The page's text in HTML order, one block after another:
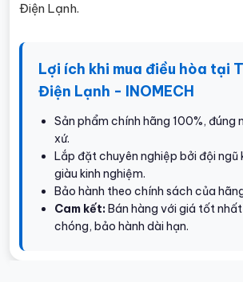
Điện Lạnh.
Lợi ích khi mua điều hòa tại
Điện Lạnh - INOMECH
Sản phẩm chính hãng 100%, đúng
xứ.
Lắp đặt chuyên nghiệp bởi đội ngũ
giàu kinh nghiệm.
Bảo hành theo chính sách của
Cam kết:Bán hàng với giá tốt
chóng, bảo hành dài hạn.